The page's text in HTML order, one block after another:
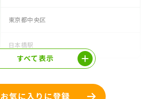
東京都中央区
日本橋駅
すべて表示
お気に入りに登録